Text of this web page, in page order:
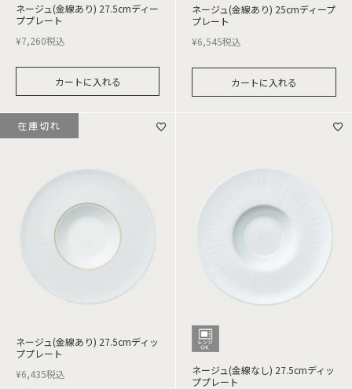
ネージュ(金線あり) 27.5cmディー
ププレート
¥7,260税込
カートに入れる
ネージュ(金線あり) 25cmディープ
プレート
¥6,545税込
カートに入れる
ネージュ(金線あり) 27.5cmディッ
ププレート
¥6,435税込
在庫切れ
ネージュ(金線なし) 27.5cmディッ
ププレート